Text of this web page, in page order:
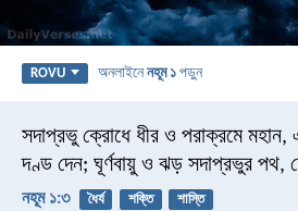
ROVU অনলাইনেনহূম ১ পড়ুন
সদাপ্রভু ক্রোধে ধীর ও পরাক্রমে মহান,
দণ্ড দেন; ঘূর্ণবায়ু ও ঝড় সদাপ্রভুর পথ,
নহূম ১:৩ ধৈর্য শক্তি শাস্তি